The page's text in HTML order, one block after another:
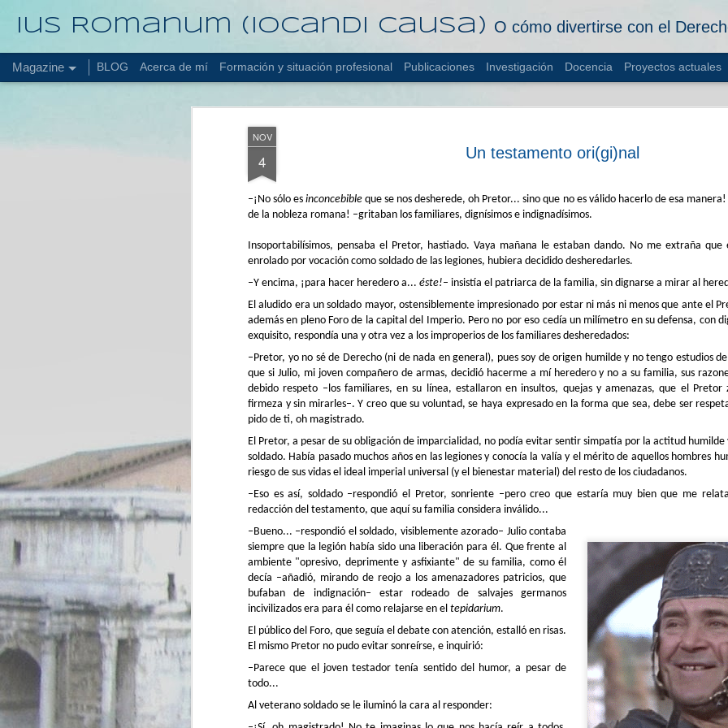
NOV
4 Un testamento ori(gi)nal
–¡No sólo esinconcebible que se nos desherede, oh Pretor... sino que no es válido hacerlo de esa
de la nobleza romana! –gritaban los familiares, dignísimos e indignadísimos.
Insoportabilísimos, pensaba el Pretor, hastiado. Vaya mañana le estaban dando. No me extraña
enrolado por vocación como soldado de las legiones, hubiera decidido desheredarles.
–Y encima, ¡para hacer heredero a... éste!­– insistía el patriarca de la familia, sin dignarse a mirar al
El aludido era un soldado mayor, ostensiblemente impresionado por estar ni más ni menos que ante el
además en pleno Foro de la capital del Imperio. Pero no por eso cedía un milímetro en su defensa, con
exquisito, respondía una y otra vez a los improperios de los familiares desheredados:
–Pretor, yo no sé de Derecho (ni de nada en general), pues soy de origen humilde y no tengo estudios
que si Julio, mi joven compañero de armas, decidió hacerme a mí heredero y no a su familia, sus
debido respeto ­–los familiares, en su línea, estallaron en insultos, quejas y amenazas, que el Pretor
firmeza y sin mirarles–. Y creo que su voluntad, se haya expresado en la forma que sea, debe ser
pido de ti, oh magistrado.
El Pretor, a pesar de su obligación de imparcialidad, no podía evitar sentir simpatía por la actitud
soldado. Había pasado muchos años en las legiones y conocía la valía y el mérito de aquellos hombres
riesgo de sus vidas el ideal imperial universal (y el bienestar material) del resto de los ciudadanos.
–Eso es así, soldado –respondió el Pretor, sonriente –pero creo que estaría muy bien que me
redacción del testamento, que aquí su familia considera inválido...
–Bueno... –respondió el soldado, visiblemente azorado– Julio contaba
siempre que la legión había sido una liberación para él. Que frente al
ambiente "opresivo, deprimente y asfixiante" de su familia, como él
decía –añadió, mirando de reojo a los amenazadores patricios, que
bufaban de indignación– estar rodeado de salvajes germanos
incivilizados era para él como relajarse en el tepidarium.
El público del Foro, que seguía el debate con atención, estalló en risas.
El mismo Pretor no pudo evitar sonreírse, e inquirió:
–Parece que el joven testador tenía sentido del humor, a pesar de
todo...
Al veterano soldado se le iluminó la cara al responder:
Ius Romanum (iocandi causa) O cómo divertirse con el
Magazine BLOG Acerca de mí Formación y situación profesional Publicaciones Investigación Docencia Proyectos actuales
6
antijurídicos
aromático eso sí, aún
Un asco, vamos, pensaba
bárbaros malolientes. Lo
Delante de él, en el
de Roma. Ni más ni
banquete, al que ese día
repente.
–¿No te gustan los ojos
sus pensamientos el
grasienta de una cabeza
JAN
3
es la cuestión
–...Y como mi vecino no
puede ser más gorrón,
lógicamente decidí comprar a este
esclavo ladrón y prestárselo.
El Pretor ni se inmutó al oir
aquello. Ni siquiera lo de
5
Los fiambres
fehacientes
–¡Que alguien me quite al
muerto éste del estrado, por
Júpiter!
El Pretor, a estas alturas del año,
había visto de todo; desde
compraventas anuladas por
14
La Ciudad no es para
mí (por Júpiter)
–Magistrao, ¿pos no mi
vinío yo del pueblo con el pidío
que m'ha pidío, y ahora este señó
tan fisno va y no quié ná de lo
q'ha pidío?
Lo de menos era la impunidad con